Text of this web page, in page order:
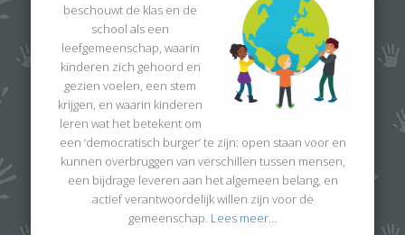
beschouwt de klas en de
school als een
leefgemeenschap, waarin
kinderen zich gehoord en
gezien voelen, een stem
krijgen, en waarin kinderen
leren wat het betekent om
een ‘democratisch burger’ te zijn: open staan voor en
kunnen overbruggen van verschillen tussen mensen,
een bijdrage leveren aan het algemeen belang, en
actief verantwoordelijk willen zijn voor de
gemeenschap. Lees meer…